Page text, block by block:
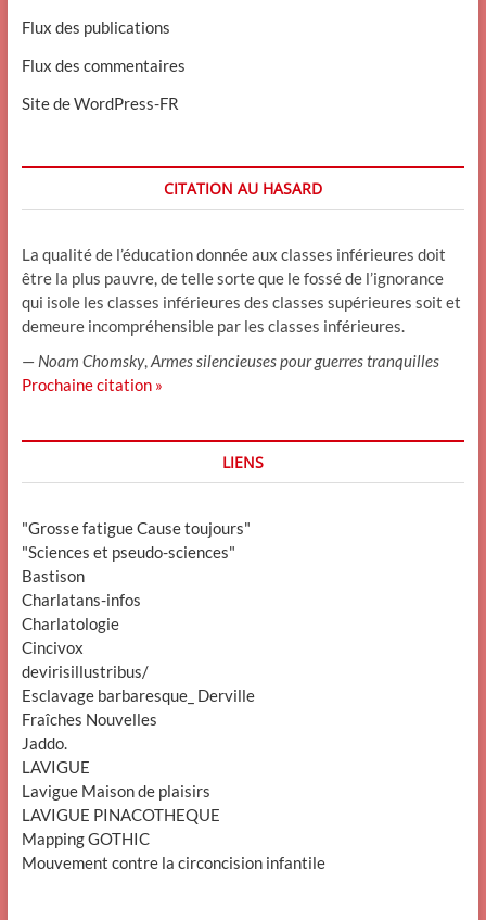
Flux des publications
Flux des commentaires
Site de WordPress-FR
CITATION AU HASARD
La qualité de l’éducation donnée aux classes inférieures doit
être la plus pauvre, de telle sorte que le fossé de l’ignorance
qui isole les classes inférieures des classes supérieures soit et
demeure incompréhensible par les classes inférieures.
— Noam Chomsky,Armes silencieuses pour guerres tranquilles
Prochaine citation »
LIENS
"Grosse fatigue Cause toujours"
"Sciences et pseudo-sciences"
Bastison
Charlatans-infos
Charlatologie
Cincivox
devirisillustribus/
Esclavage barbaresque_ Derville
Fraîches Nouvelles
Jaddo.
LAVIGUE
Lavigue Maison de plaisirs
LAVIGUE PINACOTHEQUE
Mapping GOTHIC
Mouvement contre la circoncision infantile